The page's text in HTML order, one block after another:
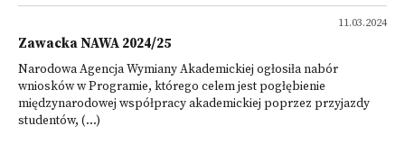
11.03.2024
Zawacka NAWA 2024/25
Narodowa Agencja Wymiany Akademickiej ogłosiła nabór
wniosków w Programie, którego celem jest pogłębienie
międzynarodowej współpracy akademickiej poprzez przyjazdy
studentów, (...)